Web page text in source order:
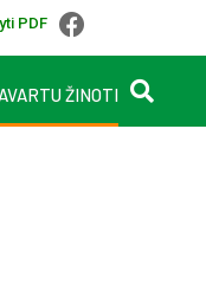
PDF
ŽINOTI